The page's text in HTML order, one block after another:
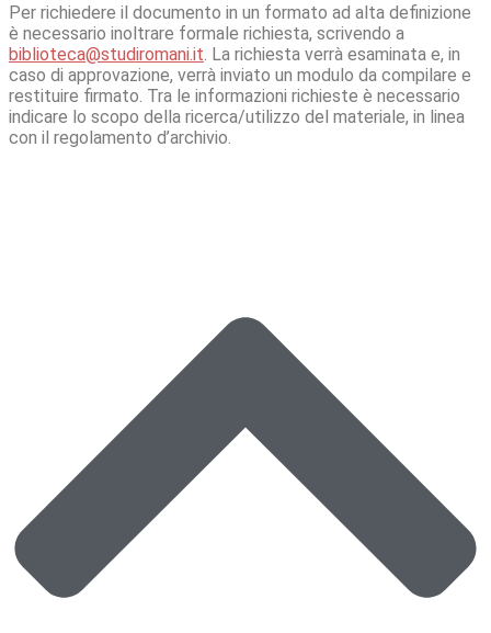
Per richiedere il documento in un formato ad alta definizione
è necessario inoltrare formale richiesta, scrivendo a
biblioteca@studiromani.it. La richiesta verrà esaminata e, in
caso di approvazione, verrà inviato un modulo da compilare e
restituire firmato. Tra le informazioni richieste è necessario
indicare lo scopo della ricerca/utilizzo del materiale, in linea
con il regolamento d’archivio.